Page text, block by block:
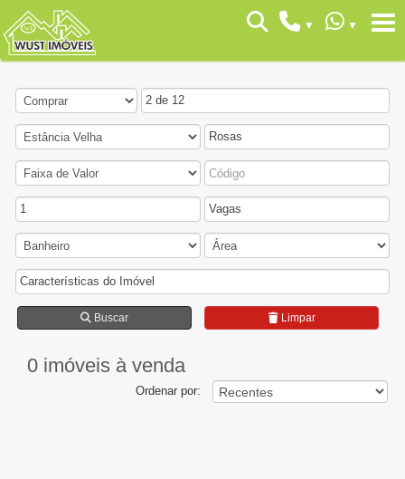
2 de 12
Rosas
1 Vagas
Características do Imóvel
Buscar Limpar
0 imóveis à venda
Ordenar por: